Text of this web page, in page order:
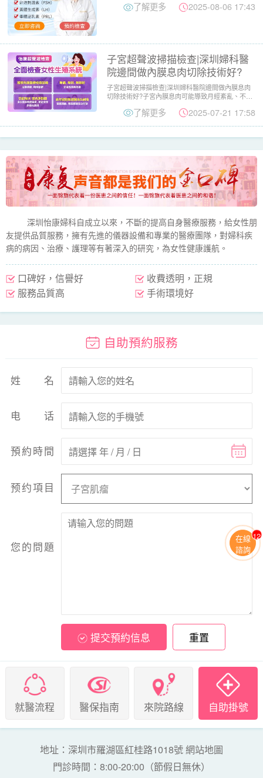
了解更多 2025-08-06 17:43
子宮超聲波掃描檢查|深圳婦科醫
院邊間做內膜息肉切除技術好?
子宮超聲波掃描檢查|深圳婦科醫院邊間做內膜息肉
切除技術好?子宮內膜息肉可能導致月經紊亂、不
了解更多 2025-07-21 17:58
深圳怡康婦科自成立以來，不斷的提高自身醫療服務，給女性朋
友提供品質服務，擁有先進的儀器設備和專業的醫療團隊，對婦科疾
病的病因、治療、護理等有著深入的研究，為女性健康護航。
口碑好，信譽好
服務品質高
收費透明，正規
手術環境好
自助預約服務
姓名
电话
預約時間
预约項目
您的問題
提交預約信息 重置
就醫流程 醫保指南 來院路線 自助掛號
地址：深圳市羅湖區紅桂路1018號網站地圖
門診時間：8:00-20:00（節假日無休）
在線
諮詢
13